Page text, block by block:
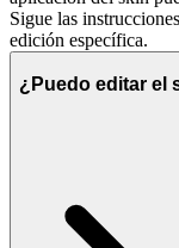
Sigue las
edición específica.
¿Puedo editar el